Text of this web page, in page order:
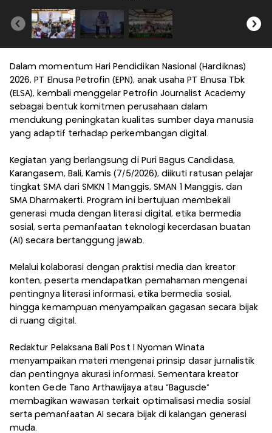
Dalam momentum Hari Pendidikan Nasional (Hardiknas)
2026, PT Elnusa Petrofin (EPN), anak usaha PT Elnusa Tbk
(ELSA), kembali menggelar Petrofin Journalist Academy
sebagai bentuk komitmen perusahaan dalam
mendukung peningkatan kualitas sumber daya manusia
yang adaptif terhadap perkembangan digital.
Kegiatan yang berlangsung di Puri Bagus Candidasa,
Karangasem, Bali, Kamis (7/5/2026), diikuti ratusan pelajar
tingkat SMA dari SMKN 1 Manggis, SMAN 1 Manggis, dan
SMA Dharmakerti. Program ini bertujuan membekali
generasi muda dengan literasi digital, etika bermedia
sosial, serta pemanfaatan teknologi kecerdasan buatan
(AI) secara bertanggung jawab.
Melalui kolaborasi dengan praktisi media dan kreator
konten, peserta mendapatkan pemahaman mengenai
pentingnya literasi informasi, etika bermedia sosial,
hingga kemampuan menyampaikan gagasan secara bijak
di ruang digital.
Redaktur Pelaksana Bali Post I Nyoman Winata
menyampaikan materi mengenai prinsip dasar jurnalistik
dan pentingnya akurasi informasi. Sementara kreator
konten Gede Tano Arthawijaya atau “Bagusde”
membagikan wawasan terkait optimalisasi media sosial
serta pemanfaatan AI secara bijak di kalangan generasi
muda.